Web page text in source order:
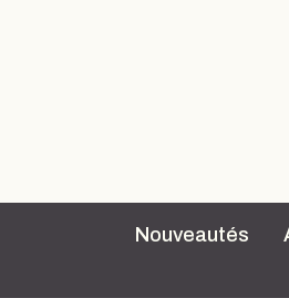
Nouveautés